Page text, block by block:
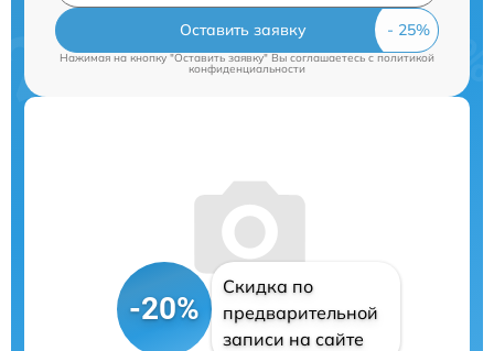
Оставить заявку
Нажимая на кнопку "Оставить заявку" Вы соглашаетесь cполитикой
конфиденциальности
-20%
Скидка по
предварительной
записи на сайте